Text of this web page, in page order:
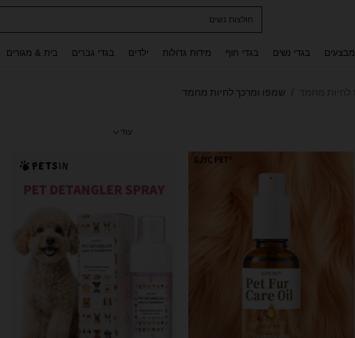
חולצות נשים
מבצעים בגדי נשים בגדי חוף מידות גדולות ילדים בגדי גברים בית & מגורים
/ שמפו ומרכך לחיות מחמד
עוד